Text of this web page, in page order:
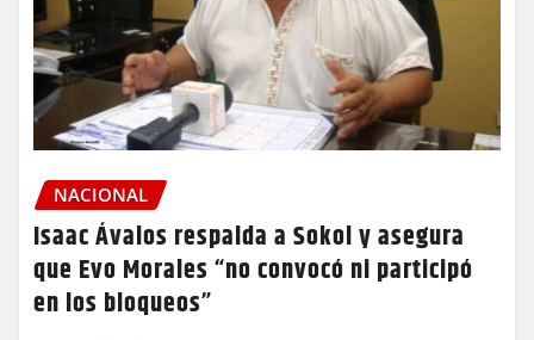
NACIONAL
Isaac Ávalos respalda a Sokol y asegura
que Evo Morales “no convocó ni participó
en los bloqueos”